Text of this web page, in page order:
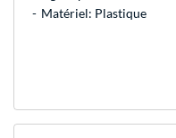
Matériel: Plastique